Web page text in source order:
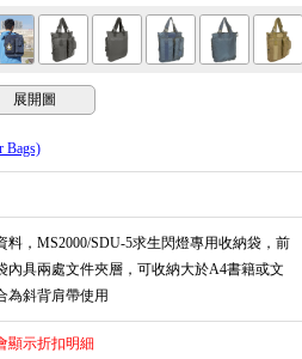
展開圖
Bags)
，MS2000/SDU-5求生閃燈專用收納袋，前
內具兩處文件夾層，可收納大於A4書籍或文
為斜背肩帶使用
顯示折扣明細